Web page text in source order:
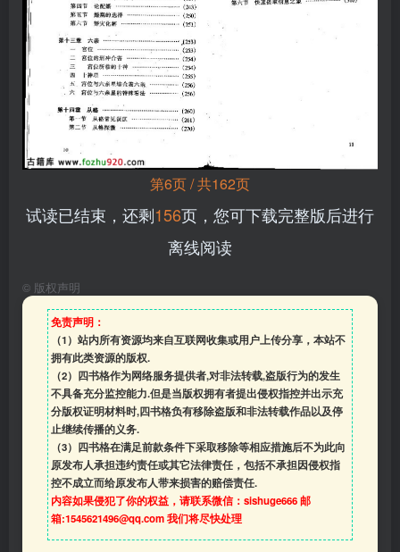
第6页 / 共162页
试读已结束，还剩156页，您可下载完整版后进行
离线阅读
© 版权声明
免责声明：
（1）站内所有资源均来自互联网收集或用户上传分享，本站不
拥有此类资源的版权.
（2）四书格作为网络服务提供者,对非法转载,盗版行为的发生
不具备充分监控能力.但是当版权拥有者提出侵权指控并出示充
分版权证明材料时,四书格负有移除盗版和非法转载作品以及停
止继续传播的义务.
（3）四书格在满足前款条件下采取移除等相应措施后不为此向
原发布人承担违约责任或其它法律责任，包括不承担因侵权指
控不成立而给原发布人带来损害的赔偿责任.
内容如果侵犯了你的权益，请联系微信：sishuge666 邮
箱:1545621496@qq.com 我们将尽快处理